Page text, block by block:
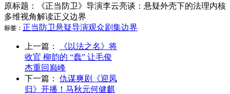
原标题：《正当防卫》导演李云亮谈：悬疑外壳下的法理内核
多维视角解读正义边界
标签： 正当防卫悬疑导演观众剧集边界
上一篇：
《以法之名》将
收官 柳韵的 “蠢” 让毛俊
杰重回巅峰
下一篇：
仇谋爽剧《迎凤
归》开播！马秋元何健麒